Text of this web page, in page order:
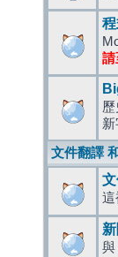
請
新
文件翻譯
這
與